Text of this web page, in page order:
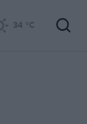
34 °C